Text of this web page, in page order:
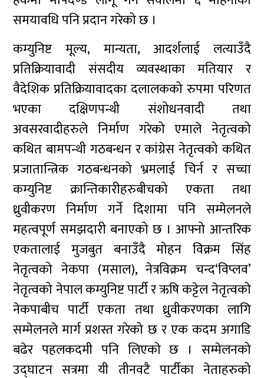
समयावधि पनि प्रदान गरेको छ ।
कम्युनिष्ट मूल्य, मान्यता, आदर्शलाई लत्याउँदै
प्रतिक्रियावादी संसदीय व्यवस्थाका मतियार र
वैदेशिक प्रतिक्रियावादका दलालकको रुपमा परिणत
भएका दक्षिणपन्थी संशोधनवादी तथा
अवसरवादीहरुले निर्माण गरेको एमाले नेतृत्वको
कथित बामपन्थी गठबन्धन र कांग्रेस नेतृत्वको कथित
प्रजातान्त्रिक गठबन्धनको भ्रमलाई चिर्न र सच्चा
कम्युनिष्ट क्रान्तिकारीहरुबीचको एकता तथा
ध्रुवीकरण निर्माण गर्ने दिशामा पनि सम्मेलनले
महत्वपूर्ण समझदारी बनाएको छ । आफ्नो आन्तरिक
एकतालाई मुजबुत बनाउँदै मोहन विक्रम सिंह
नेतृत्वको नेकपा (मसाल), नेत्रविक्रम चन्द‘विप्लव’
नेतृत्वको नेपाल कम्युनिष्ट पार्टी र ऋषि कट्टेल नेतृत्वको
नेकपाबीच पार्टी एकता तथा ध्रुवीकरणका लागि
सम्मेलनले मार्ग प्रशस्त गरेको छ र एक कदम अगाडि
बढेर पहलकदमी पनि लिएको छ । सम्मेलनको
उद्घाटन सत्रमा यी तीनवटै पार्टीका नेताहरुको